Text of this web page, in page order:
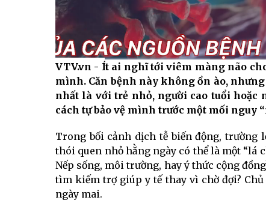
Current
Time
0:06 / Duration
0:54
VTV.vn - Ít ai nghĩ tới viêm màng não
mình. Căn bệnh này không ồn ào,
nhất là với trẻ nhỏ, người cao tuổi hoặc
cách tự bảo vệ mình trước một mối nguy
Trong bối cảnh dịch tễ biến động,
thói quen nhỏ hằng ngày có thể là một “lá
Nếp sống, môi trường, hay ý thức cộng
tìm kiếm trợ giúp y tế thay vì chờ đợi?
ngày mai.